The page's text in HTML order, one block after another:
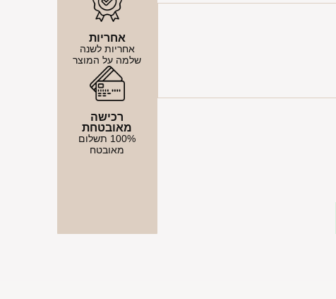
אחריות
אחריות לשנה
שלמה על המוצר
רכישה
מאובטחת
100% תשלום
מאובטח